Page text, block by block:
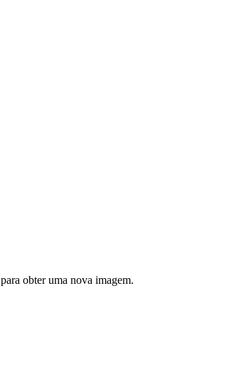
para obter uma nova imagem.